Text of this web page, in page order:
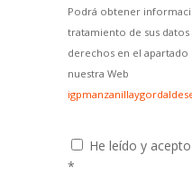
Podrá obtener
tratamiento de sus
derechos en el
nuestra Web
He leído y
*